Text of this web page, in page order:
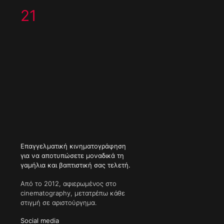
21
Επαγγελματική κινηματογράφηση
για να αποτυπώσετε μοναδικά τη
γαμήλια και βαπτιστική σας τελετή.
Από το 2012, αφιερωμένος στο
cinematography, μετατρέπω κάθε
στιγμή σε αριστούργημα.
Social media